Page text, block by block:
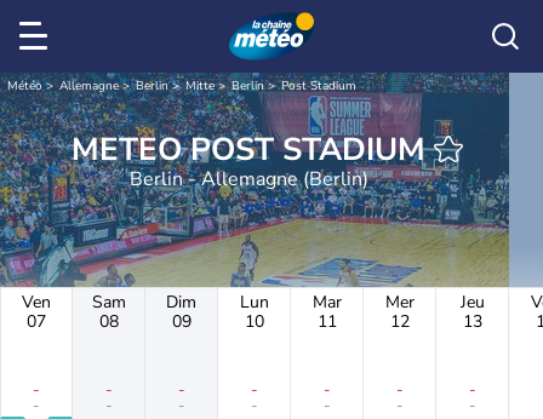
Météo Allemagne Berlin Mitte Berlin Post Stadium
METEO POST STADIUM
Berlin - Allemagne (Berlin)
Ven
07
-
-
Sam
08
-
-
Dim
09
-
-
Lun
10
-
-
Mar
11
-
-
Mer
12
-
-
Jeu
13
-
-